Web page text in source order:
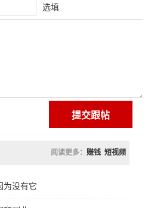
选填
阅读更多： 赚钱 短视频
为没有它